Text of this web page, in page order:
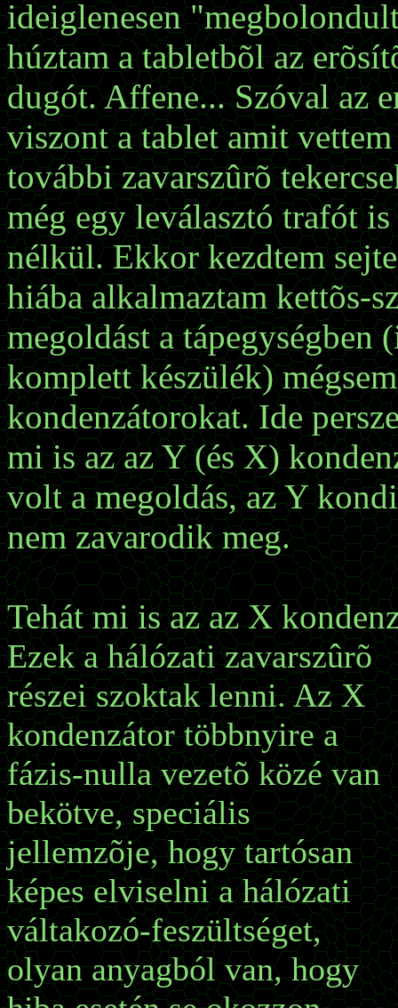
ideiglenesen
húztam a tabletbõl az
dugót. Affene... Szóval az
viszont a tablet amit
további zavarszûrõ
még egy leválasztó trafót
nélkül. Ekkor kezdtem
hiába alkalmaztam kettõs-
megoldást a
komplett készülék)
kondenzátorokat. Ide
mi is az az Y (és X)
volt a megoldás, az Y
nem zavarodik meg.
Tehát mi is az az X
Ezek a hálózati zavarszûrõ
részei szoktak lenni. Az X
kondenzátor többnyire a
fázis-nulla vezetõ közé van
bekötve, speciális
jellemzõje, hogy tartósan
képes elviselni a hálózati
váltakozó-feszültséget,
olyan anyagból van, hogy